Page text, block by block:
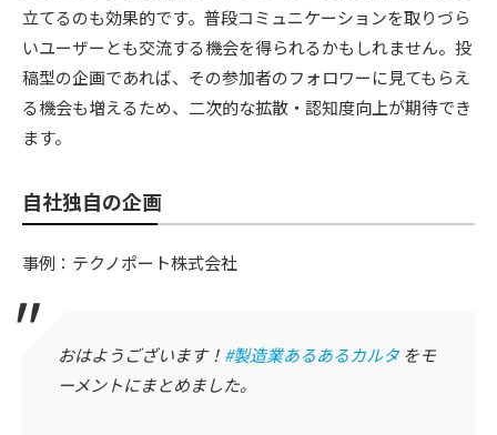
立てるのも効果的です。普段コミュニケーションを取りづら
いユーザーとも交流する機会を得られるかもしれません。投
稿型の企画であれば、その参加者のフォロワーに見てもらえ
る機会も増えるため、二次的な拡散・認知度向上が期待でき
ます。
自社独自の企画
事例：テクノポート株式会社
おはようございます！ #製造業あるあるカルタをモ
ーメントにまとめました。